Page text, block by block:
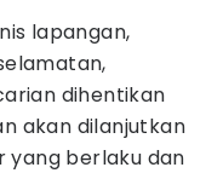
lapangan,
dihentikan
akan dilanjutkan
yang berlaku dan